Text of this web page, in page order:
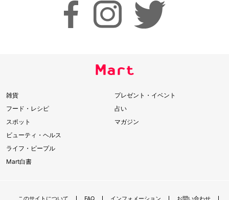
雑貨
フード・レシピ
スポット
ビューティ・ヘルス
ライフ・ピープル
Mart白書
プレゼント・イベント
占い
マガジン
このサイトについて FAQ インフォメーション お問い合わせ